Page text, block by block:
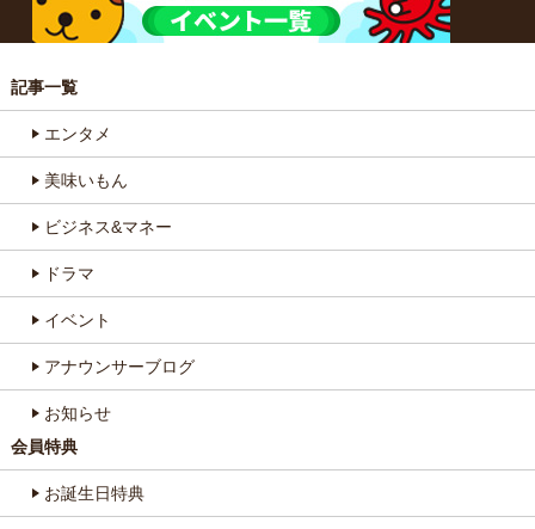
記事一覧
エンタメ
美味いもん
ビジネス&マネー
ドラマ
イベント
アナウンサーブログ
お知らせ
会員特典
お誕生日特典